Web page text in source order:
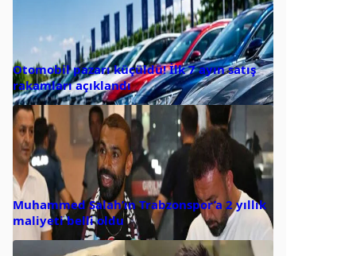
Otomobil pazarı küçüldü! İlk 7 ayın satış
rakamları açıklandı
Muhammed Salah’ın Trabzonspor’a 2 yıllık
maliyeti belli oldu